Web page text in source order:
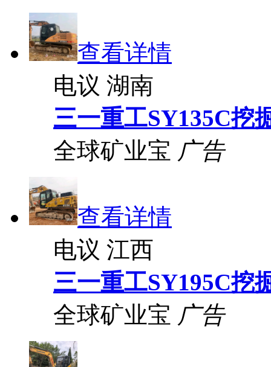
查看详情
电议 湖南
三一重工SY135C挖
全球矿业宝 广告
查看详情
电议 江西
三一重工SY195C挖
全球矿业宝 广告